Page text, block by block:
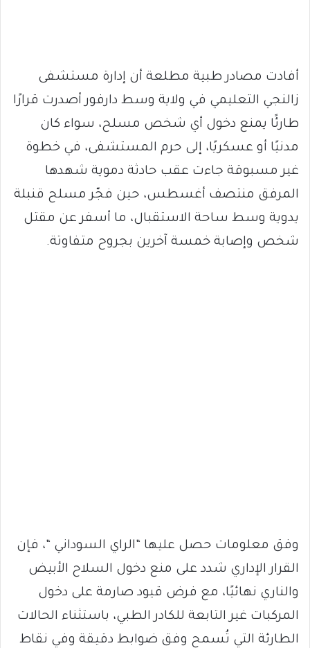
أفادت مصادر طبية مطلعة أن إدارة مستشفى
زالنجي التعليمي في ولاية وسط دارفور أصدرت قرارًا
طارئًا يمنع دخول أي شخص مسلح، سواء كان
مدنيًا أو عسكريًا، إلى حرم المستشفى، في خطوة
غير مسبوقة جاءت عقب حادثة دموية شهدها
المرفق منتصف أغسطس، حين فجّر مسلح قنبلة
يدوية وسط ساحة الاستقبال، ما أسفر عن مقتل
شخص وإصابة خمسة آخرين بجروح متفاوتة.
وفق معلومات حصل عليها “الراي السوداني “، فإن
القرار الإداري شدد على منع دخول السلاح الأبيض
والناري نهائيًا، مع فرض قيود صارمة على دخول
المركبات غير التابعة للكادر الطبي، باستثناء الحالات
الطارئة التي تُسمح وفق ضوابط دقيقة وفي نقاط